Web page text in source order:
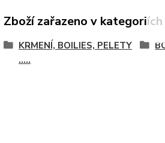
Zboží zařazeno v kategoriích
KRMENÍ, BOILIES, PELETY
.....